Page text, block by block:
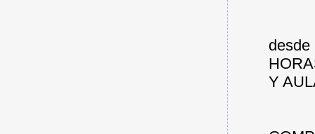
desde
Y